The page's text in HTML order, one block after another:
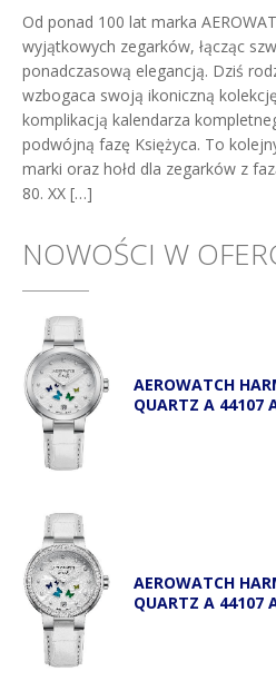
Od ponad 100 lat marka
wyjątkowych zegarków, łącząc
ponadczasową elegancją. Dziś
wzbogaca swoją ikoniczną
komplikacją kalendarza
podwójną fazę Księżyca. To
marki oraz hołd dla zegarków z
80. XX […]
NOWOŚCI W
AEROWATCH
QUARTZ A 44107
AEROWATCH
QUARTZ A 44107